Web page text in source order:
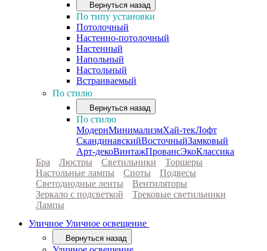
Вернуться назад
По типу установки
Потолочный
Настенно-потолочный
Настенный
Напольный
Настольный
Встраиваемый
По стилю
Вернуться назад
По стилю
МодернМинимализмХай-текЛофт
СкандинавскийВосточныйЗамковый
Арт-декоВинтажПровансЭкоКлассика
Бра
Люстры Светильники
Торшеры
Настольные лампы
Споты
Подвесы
Светодиодные ленты
Вентиляторы
Зеркало с подсветкой
Трековые светильники
Лампы
Уличное Уличное освещение
Вернуться назад